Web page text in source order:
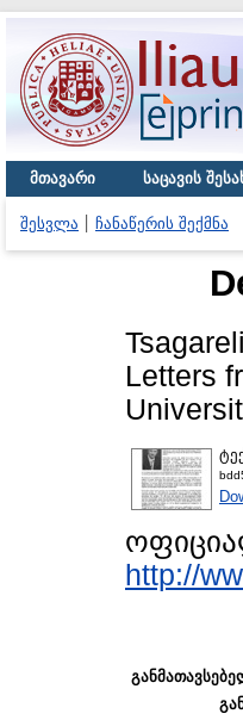
მთავარი საცავის
შესვლა ჩანაწერის შექმნა
Letters
http://